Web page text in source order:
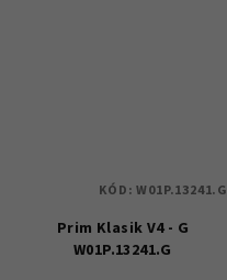
Prim Klasik V4 - G
W01P.13241.G
KÓD:W01P.13241.G